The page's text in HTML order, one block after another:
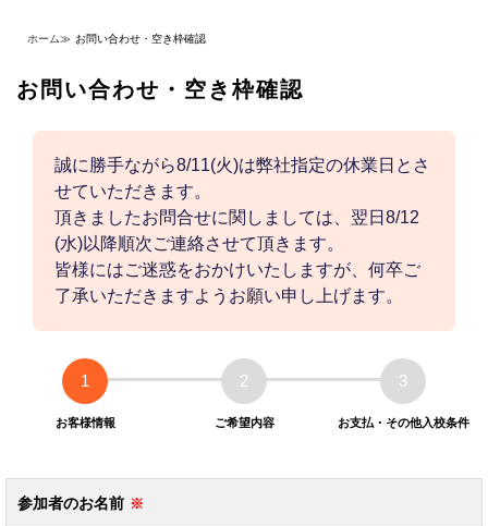
ホーム≫ お問い合わせ・空き枠確認
お問い合わせ・空き枠確認
誠に勝手ながら8/11(火)は弊社指定の休業日とさ
せていただきます。
頂きましたお問合せに関しましては、翌日8/12
(水)以降順次ご連絡させて頂きます。
皆様にはご迷惑をおかけいたしますが、何卒ご
了承いただきますようお願い申し上げます。
1
お客様情報
2
ご希望内容
3
お支払・その他入校条件
参加者のお名前